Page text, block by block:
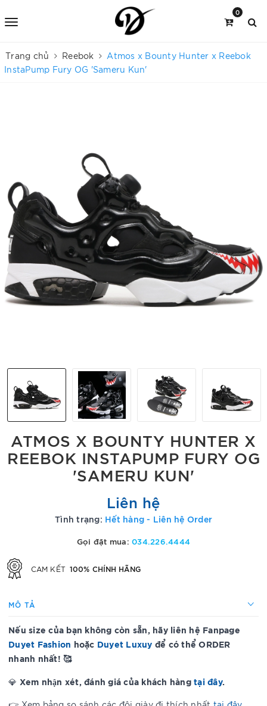
0
Trang chủ Reebok
Atmos x Bounty Hunter x Reebok
InstaPump Fury OG 'Sameru Kun'
ATMOS X BOUNTY HUNTER X
REEBOK INSTAPUMP FURY OG
'SAMERU KUN'
Liên hệ
Tình trạng: Hết hàng - Liên hệ Order
Gọi đặt mua:034.226.4444
CAM KẾT 100% CHÍNH HÃNG
MÔ TẢ
Nếu size của bạn không còn sẵn, hãy liên hệ Fanpage
Duyet Fashion hoặc Duyet Luxuy để có thể ORDER
nhanh nhất! 🥰
💎 Xem nhận xét, đánh giá của khách hàng tại đây.